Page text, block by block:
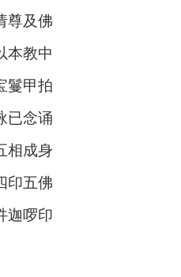
及佛
教中
甲拍
念诵
成身
五佛
啰印